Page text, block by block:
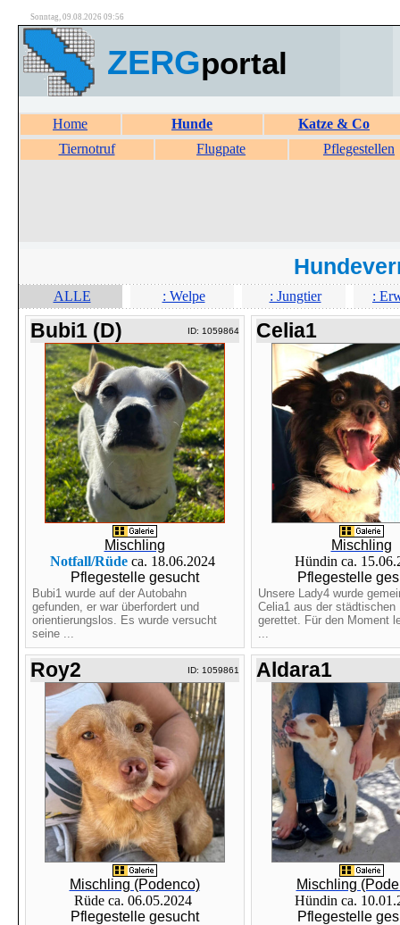
Sonntag, 09.08.2026 09:56
ZERGportal
Home Hunde
Katze & Co
Tiernotruf
Flugpate Pflegestellen
ALLE : Welpe : Jungtier :
Bubi1 (D) ID: 1059864
Mischling
Notfall/Rüde ca. 18.06.2024
Pflegestelle gesucht
Bubi1 wurde auf der Autobahn
gefunden, er war überfordert und
orientierungslos. Es wurde versucht
seine ...
Celia1
Mischling
Hündin ca.
Pflegestelle
Unsere Lady4 wurde
Celia1 aus der städtischen
gerettet. Für den Moment
...
Roy2 ID: 1059861
Mischling (Podenco)
Rüde ca. 06.05.2024
Pflegestelle gesucht
Aldara1
Mischling
Hündin ca.
Pflegestelle